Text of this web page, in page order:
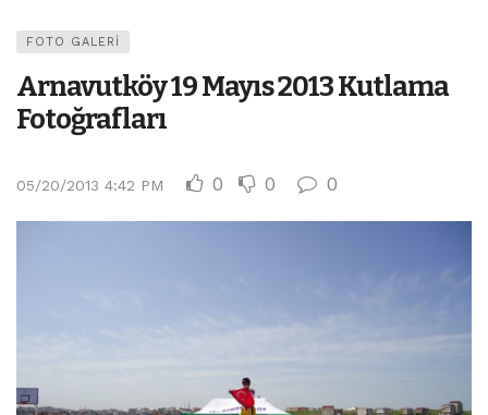
FOTO GALERI
Arnavutköy 19 Mayıs 2013 Kutlama
Fotoğrafları
05/20/2013 4:42 PM 0 0 0